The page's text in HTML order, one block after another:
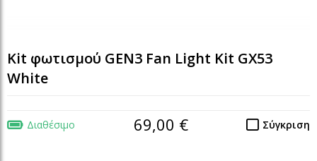
Kit φωτισμού GEN3 Fan Light Kit GX53
White
Διαθέσιμο Σύγκριση
69,00 €